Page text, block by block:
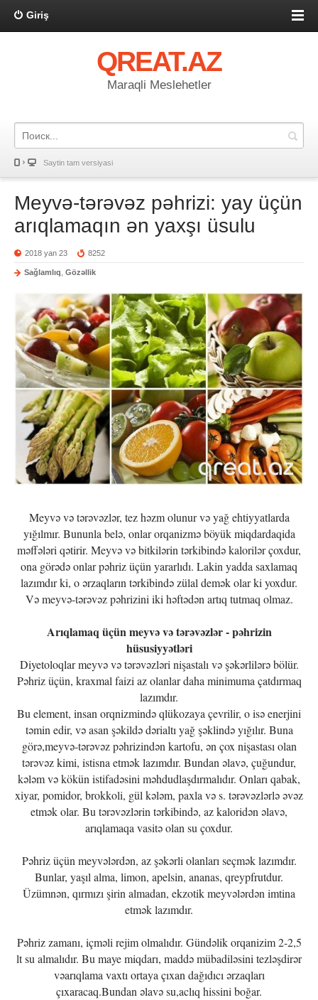
Giriş
QREAT.AZ
Maraqli Meslehetler
Saytin tam versiyasi
Meyvə-tərəvəz pəhrizi: yay üçün
arıqlamaqın ən yaxşı üsulu
2018 yan 23 8252
Sağlamlıq Gözəllik
Meyvə və tərəvəzlər, tez həzm olunur və yağ ehtiyyatlarda
yığılmır. Bununla belə, onlar orqanizmə böyük miqdardaqida
məffələri qətirir. Meyvə və bitkilərin tərkibində kalorilər çoxdur,
ona görədə onlar pəhriz üçün yararlıdı. Lakin yadda saxlamaq
lazımdır ki, o ərzaqların tərkibində zülal demək olar ki yoxdur.
Və meyvə-tərəvəz pəhrizini iki həftədən artıq tutmaq olmaz.
Arıqlamaq üçün meyvə və tərəvəzlər - pəhrizin
hüsusiyyətləri
Diyetoloqlar meyvə və tərəvəzləri nişastalı və şəkərlilərə bölür.
Pəhriz üçün, kraxmal faizi az olanlar daha minimuma çatdırmaq
lazımdır.
Bu element, insan orqnizmində qlükozaya çevrilir, o isə enerjini
təmin edir, və asan şəkildə dərialtı yağ şəklində yığılır. Buna
görə,meyvə-tərəvəz pəhrizindən kartofu, ən çox nişastası olan
tərəvəz kimi, istisna etmək lazımdır. Bundan əlavə, çuğundur,
kələm və kökün istifadəsini məhdudlaşdırmalıdır. Onları qabak,
xiyar, pomidor, brokkoli, gül kələm, paxla və s. tərəvəzlərlə əvəz
etmək olar. Bu tərəvəzlərin tərkibində, az kaloridən əlavə,
arıqlamaqa vasitə olan su çoxdur.
Pəhriz üçün meyvələrdən, az şəkərli olanları seçmək lazımdır.
Bunlar, yaşıl alma, limon, apelsin, ananas, qreypfrutdur.
Üzümnən, qırmızı şirin almadan, ekzotik meyvələrdən imtina
etmək lazımdır.
Pəhriz zamanı, içməli rejim olmalıdır. Gündəlik orqanizim 2-2,5
lt su almalıdır. Bu maye miqdarı, maddə mübadiləsini tezləşdirər
vəarıqlama vaxtı ortaya çıxan dağıdıcı ərzaqları
çıxaracaq.Bundan əlavə su,aclıq hissini boğar.